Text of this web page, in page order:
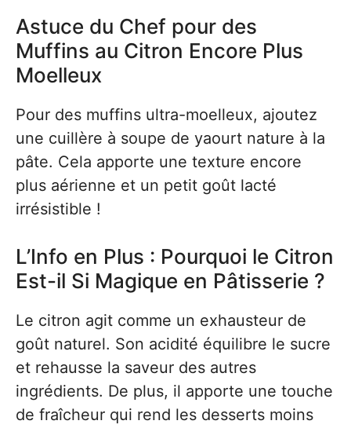
Astuce du Chef pour des
Muffins au Citron Encore Plus
Moelleux
Pour des muffins ultra-moelleux, ajoutez
une cuillère à soupe de yaourt nature à la
pâte. Cela apporte une texture encore
plus aérienne et un petit goût lacté
irrésistible !
L’Info en Plus : Pourquoi le Citron
Est-il Si Magique en Pâtisserie ?
Le citron agit comme un exhausteur de
goût naturel. Son acidité équilibre le sucre
et rehausse la saveur des autres
ingrédients. De plus, il apporte une touche
de fraîcheur qui rend les desserts moins